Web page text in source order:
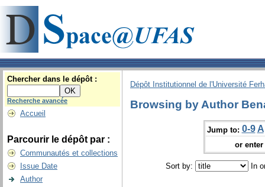
Chercher dans le dépôt :
Recherche avancée
Accueil
Parcourir le dépôt par :
Communautés et collections
Issue Date
Author
Dépôt Institutionnel de l'Université
Browsing by Author
Jump to: 0-9 A
or
Sort by: In